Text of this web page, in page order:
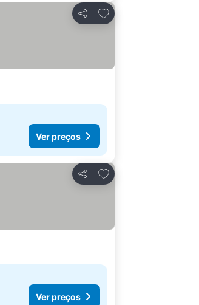
Partilhar
Adicionar aos favoritos
Ver preços
Partilhar
Adicionar aos favoritos
Ver preços